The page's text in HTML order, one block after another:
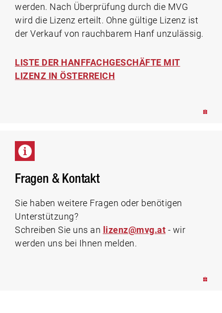
werden. Nach Überprüfung durch die MVG
wird die Lizenz erteilt. Ohne gültige Lizenz ist
der Verkauf von rauchbarem Hanf unzulässig.
LISTE DER HANFFACHGESCHÄFTE MIT
LIZENZ IN ÖSTERREICH
Fragen & Kontakt
Sie haben weitere Fragen oder benötigen
Unterstützung?
Schreiben Sie uns an lizenz@mvg.at - wir
werden uns bei Ihnen melden.